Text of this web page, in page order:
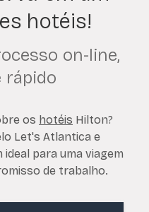
hotéis!
on-line,
rápido
os hotéis Hilton?
Let's Atlantica e
para uma viagem
de trabalho.